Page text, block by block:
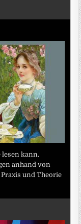
lesen kann.
anhand von
und Theorie